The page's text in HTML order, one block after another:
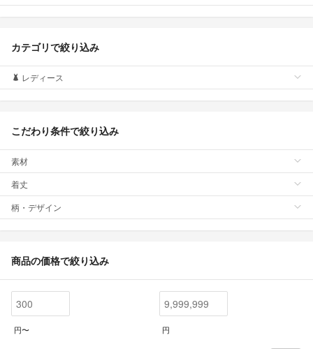
カテゴリで絞り込み
レディース
こだわり条件で絞り込み
素材
着丈
柄・デザイン
商品の価格で絞り込み
円〜 円